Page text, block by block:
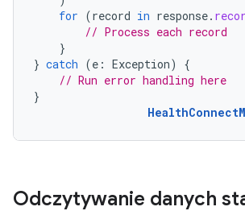
for (record in response.
// Process each record
}
} catch (e : Exception)
{
// Run error handling here
}
Odczytywanie danych